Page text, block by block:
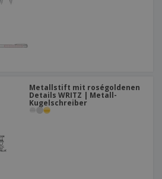
Metallstift mit roségoldenen
Details WRITZ | Metall-
Kugelschreiber